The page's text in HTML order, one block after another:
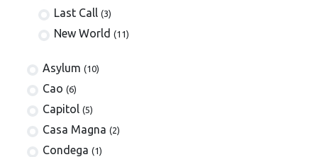
Last Call (3)
New World (11)
Asylum (10)
Cao (6)
Capitol (5)
Casa Magna (2)
Condega (1)